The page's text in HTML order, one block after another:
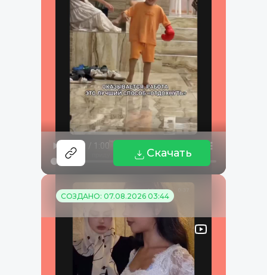
Скачать
СОЗДАНО: 07.08.2026 03:44